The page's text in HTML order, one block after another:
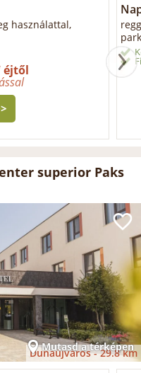
használattal,
éjtől
superior Paks
Mutasd a térképen
Dunaújváros -29.8 km